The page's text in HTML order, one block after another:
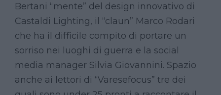
Bertani “mente” del design innovativo di
Castaldi Lighting, il “claun” Marco Rodari
che ha il difficile compito di portare un
sorriso nei luoghi di guerra e la social
media manager Silvia Giovannini. Spazio
anche ai lettori di “Varesefocus” tre dei